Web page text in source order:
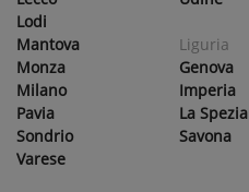
Lodi
Mantova
Monza
Milano
Pavia
Sondrio
Varese
Liguria
Genova
Imperia
La Spezia
Savona